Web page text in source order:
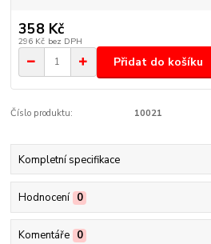
358 Kč
296 Kč bez DPH
Přidat do košíku
Číslo produktu: 10021
Kompletní specifikace
Hodnocení 0
Komentáře 0